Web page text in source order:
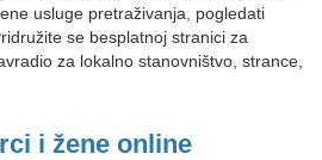
usluge pretraživanja, pogledati
se besplatnoj stranici za
za lokalno stanovništvo, strance,
i žene online